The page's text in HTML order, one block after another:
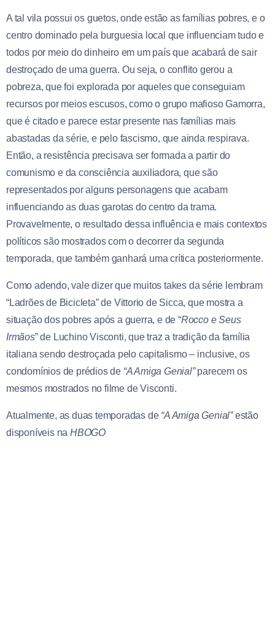
A tal vila possui os guetos, onde estão as famílias pobres, e o
centro dominado pela burguesia local que influenciam tudo e
todos por meio do dinheiro em um país que acabará de sair
destroçado de uma guerra. Ou seja, o conflito gerou a
pobreza, que foi explorada por aqueles que conseguiam
recursos por meios escusos, como o grupo mafioso Gamorra,
que é citado e parece estar presente nas famílias mais
abastadas da série, e pelo fascismo, que ainda respirava.
Então, a resistência precisava ser formada a partir do
comunismo e da consciência auxiliadora, que são
representados por alguns personagens que acabam
influenciando as duas garotas do centro da trama.
Provavelmente, o resultado dessa influência e mais contextos
políticos são mostrados com o decorrer da segunda
temporada, que também ganhará uma crítica posteriormente.
Como adendo, vale dizer que muitos takes da série lembram
“Ladrões de Bicicleta” de Vittorio de Sicca, que mostra a
situação dos pobres após a guerra, e de “Rocco e Seus
Irmãos” de Luchino Visconti, que traz a tradição da família
italiana sendo destroçada pelo capitalismo – inclusive, os
condomínios de prédios de “A Amiga Genial”parecem os
mesmos mostrados no filme de Visconti.
Atualmente, as duas temporadas de “A Amiga Genial”estão
disponíveis na HBOGO